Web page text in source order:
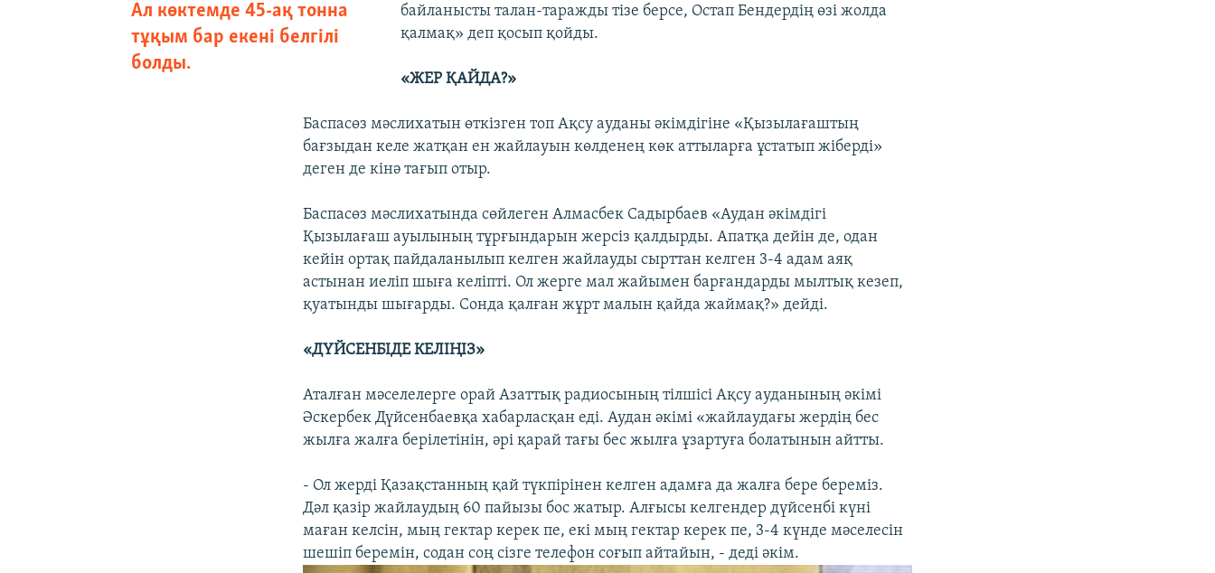
Ал көктемде 45-ақ тонна
тұқым бар екені белгілі
болды.
байланысты талан-таражды тізе берсе, Остап Бендердің өзі жолда
қалмақ» деп қосып қойды.
«ЖЕР ҚАЙДА?»
Баспасөз мәслихатын өткізген топ Ақсу ауданы әкімдігіне «Қызылағаштың
бағзыдан келе жатқан ен жайлауын көлденең көк аттыларға ұстатып жіберді»
деген де кінә тағып отыр.
Баспасөз мәслихатында сөйлеген Алмасбек Садырбаев «Аудан әкімдігі
Қызылағаш ауылының тұрғындарын жерсіз қалдырды. Апатқа дейін де, одан
кейін ортақ пайдаланылып келген жайлауды сырттан келген 3-4 адам аяқ
астынан иеліп шыға келіпті. Ол жерге мал жайымен барғандарды мылтық кезеп,
қуатынды шығарды. Сонда қалған жұрт малын қайда жаймақ?» дейді.
«ДҮЙСЕНБІДЕ КЕЛІҢІЗ»
Аталған мәселелерге орай Азаттық радиосының тілшісі Ақсу ауданының әкімі
Әскербек Дүйсенбаевқа хабарласқан еді. Аудан әкімі «жайлаудағы жердің бес
жылға жалға берілетінін, әрі қарай тағы бес жылға ұзартуға болатынын айтты.
- Ол жерді Қазақстанның қай түкпірінен келген адамға да жалға бере береміз.
Дәл қазір жайлаудың 60 пайызы бос жатыр. Алғысы келгендер дүйсенбі күні
маған келсін, мың гектар керек пе, екі мың гектар керек пе, 3-4 күнде мәселесін
шешіп беремін, содан соң сізге телефон соғып айтайын, - деді әкім.